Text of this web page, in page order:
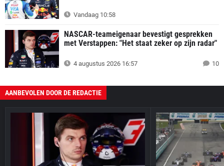
Vandaag 10:58
NASCAR-teameigenaar bevestigt gesprekken
met Verstappen: "Het staat zeker op zijn radar"
4 augustus 2026 16:57 10
AANBEVOLEN DOOR DE REDACTIE